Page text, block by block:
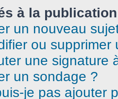
à la
un nouveau
ou supprimer
une signature
un sondage ?
je pas ajouter